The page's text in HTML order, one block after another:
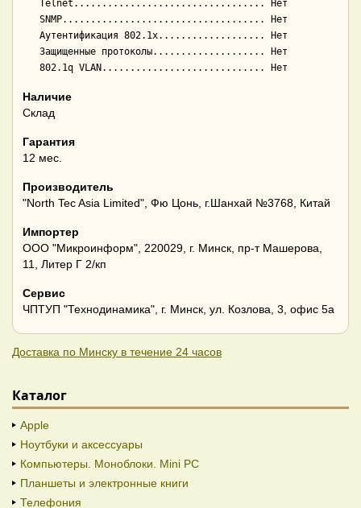
Наличие
Склад
Гарантия
12 мес.
Производитель
"North Tec Asia Limited", Фю Цонь, г.Шанхай №3768, Китай
Импортер
ООО "Микроинформ", 220029, г. Минск, пр-т Машерова,
11, Литер Г 2/кп
Сервис
ЧПТУП "Технодинамика", г. Минск, ул. Козлова, 3, офис 5а
Доставка по Минску в течение 24 часов
Каталог
Apple
Ноутбуки и аксессуары
Компьютеры. Моноблоки. Mini PC
Планшеты и электронные книги
Телефония